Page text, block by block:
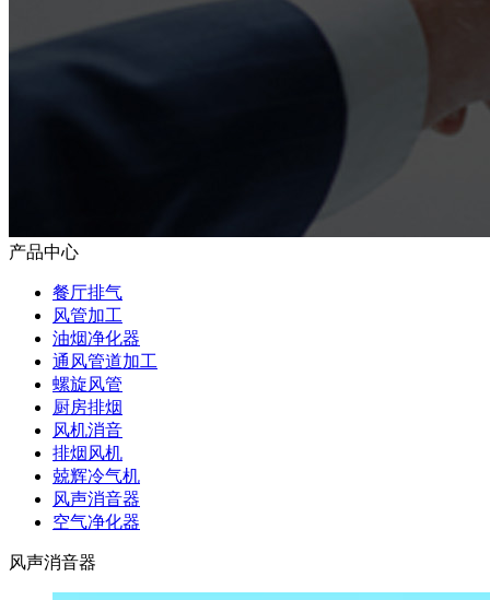
产品中心
餐厅排气
风管加工
油烟净化器
通风管道加工
螺旋风管
厨房排烟
风机消音
排烟风机
兢辉冷气机
风声消音器
空气净化器
风声消音器